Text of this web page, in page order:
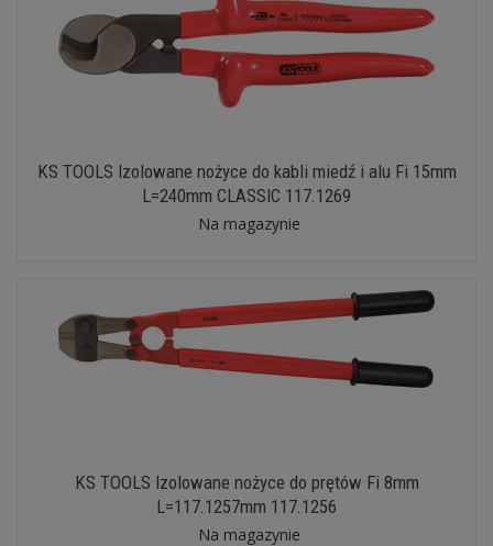
KS TOOLS Izolowane nożyce do kabli miedź i alu Fi 15mm
L=240mm CLASSIC 117.1269
Na magazynie
KS TOOLS Izolowane nożyce do prętów Fi 8mm
L=117.1257mm 117.1256
Na magazynie